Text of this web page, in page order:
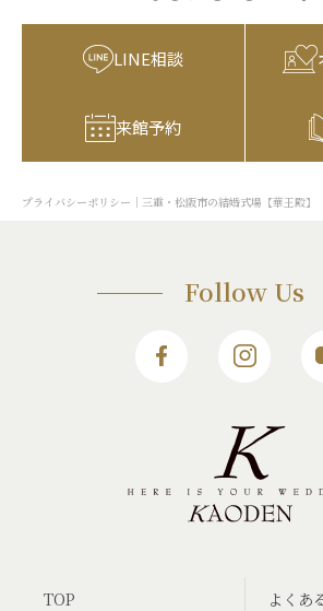
LINE相談
来館予約
プライバシーポリシー｜三重・松阪市の結婚式場【華王殿】
Follow Us
TOP よくあ